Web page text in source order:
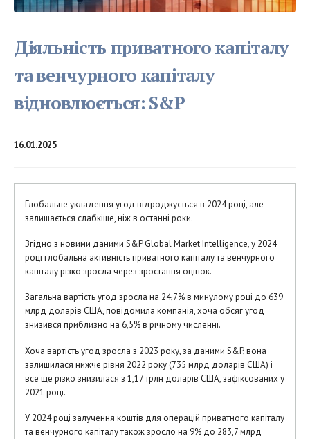
Діяльність приватного капіталу
та венчурного капіталу
відновлюється: S&P
16.01.2025
Глобальне укладення угод відроджується в 2024 році, але
залишається слабкіше, ніж в останні роки.
Згідно з новими даними S&P Global Market Intelligence, у 2024
році глобальна активність приватного капіталу та венчурного
капіталу різко зросла через зростання оцінок.
Загальна вартість угод зросла на 24,7% в минулому році до 639
млрд доларів США, повідомила компанія, хоча обсяг угод
знизився приблизно на 6,5% в річному численні.
Хоча вартість угод зросла з 2023 року, за даними S&P, вона
залишилася нижче рівня 2022 року (735 млрд доларів США) і
все ще різко знизилася з 1,17 трлн доларів США, зафіксованих у
2021 році.
У 2024 році залучення коштів для операцій приватного капіталу
та венчурного капіталу також зросло на 9% до 283,7 млрд